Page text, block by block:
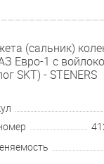
(сальник)
Евро-1 с
SKT) - STENERS